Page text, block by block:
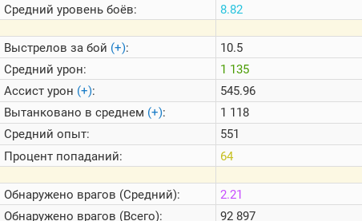
Средний уровень боёв:
Выстрелов за бой (+):
Средний урон:
Ассист урон (+):
Вытанковано в среднем (+):
Средний опыт:
Процент попаданий:
Обнаружено врагов (Средний):
Обнаружено врагов (Всего):
8.82
10.5
1 135
545.96
1 118
551
64
2.21
92 897